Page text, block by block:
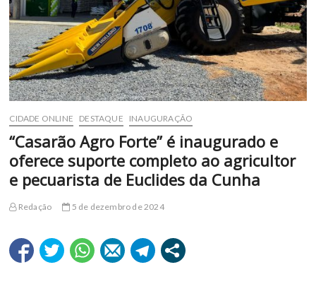
CIDADE ONLINE DESTAQUE INAUGURAÇÃO
“Casarão Agro Forte” é inaugurado e
oferece suporte completo ao agricultor
e pecuarista de Euclides da Cunha
Redação 5 de dezembro de 2024